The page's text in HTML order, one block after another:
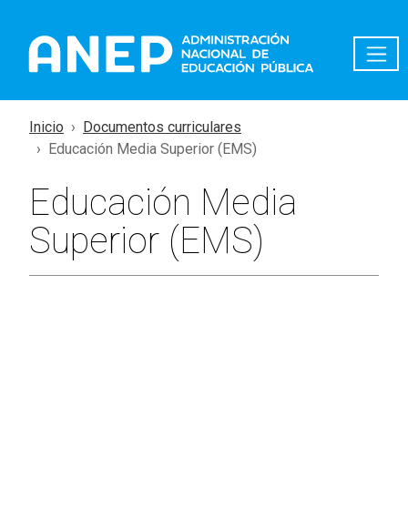
Inicio
Documentos curriculares
Educación Media Superior (EMS)
Educación Media
Superior (EMS)